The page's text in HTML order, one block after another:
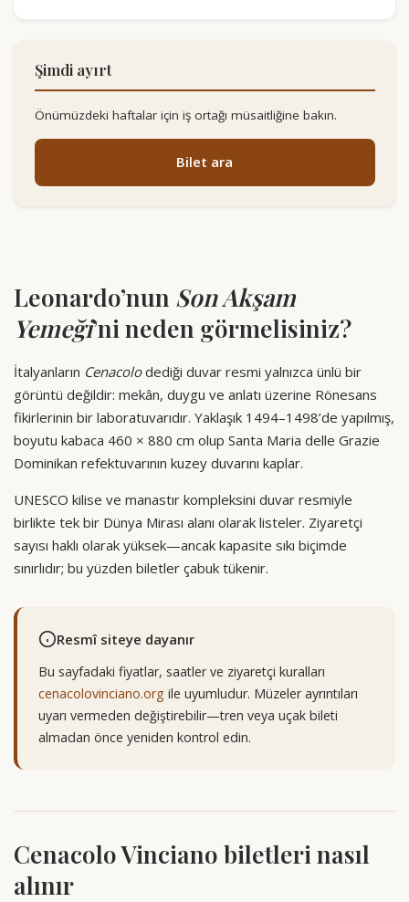
Leonardo’nun Son Akşam
Yemeği’ni neden görmelisiniz?
İtalyanların Cenacolodediği duvar resmi yalnızca ünlü bir
görüntü değildir: mekân, duygu ve anlatı üzerine Rönesans
fikirlerinin bir laboratuvarıdır. Yaklaşık 1494–1498’de yapılmış,
boyutu kabaca 460 × 880 cm olup Santa Maria delle Grazie
Dominikan refektuvarının kuzey duvarını kaplar.
UNESCO kilise ve manastır kompleksini duvar resmiyle
birlikte tek bir Dünya Mirası alanı olarak listeler. Ziyaretçi
sayısı haklı olarak yüksek—ancak kapasite sıkı biçimde
sınırlıdır; bu yüzden biletler çabuk tükenir.
Resmî siteye dayanır
Bu sayfadaki fiyatlar, saatler ve ziyaretçi kuralları
cenacolovinciano.org ile uyumludur. Müzeler ayrıntıları
uyarı vermeden değiştirebilir—tren veya uçak bileti
almadan önce yeniden kontrol edin.
Cenacolo Vinciano biletleri nasıl
alınır
Şimdi ayırt
Önümüzdeki haftalar için iş ortağı müsaitliğine bakın.
Bilet ara